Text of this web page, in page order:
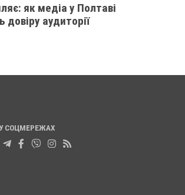
як медіа у Полтаві
аудиторії
СОЦМЕРЕЖАХ